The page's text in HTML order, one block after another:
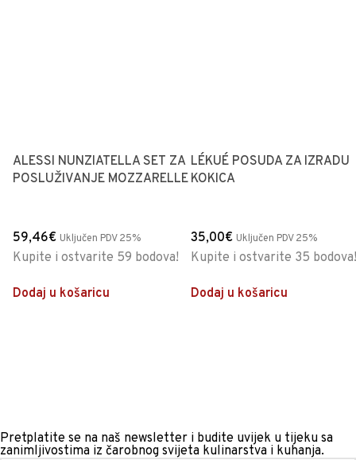
ALESSI NUNZIATELLA SET ZA
POSLUŽIVANJE MOZZARELLE
59,46€ Uključen PDV 25%
Kupite i ostvarite 59 bodova!
Dodaj u košaricu
LÉKUÉ POSUDA ZA IZRADU
KOKICA
35,00€ Uključen PDV 25%
Kupite i ostvarite 35 bodova!
Dodaj u košaricu
Pretplatite se na naš newsletter i budite uvijek u tijeku sa
zanimljivostima iz čarobnog svijeta kulinarstva i kuhanja.